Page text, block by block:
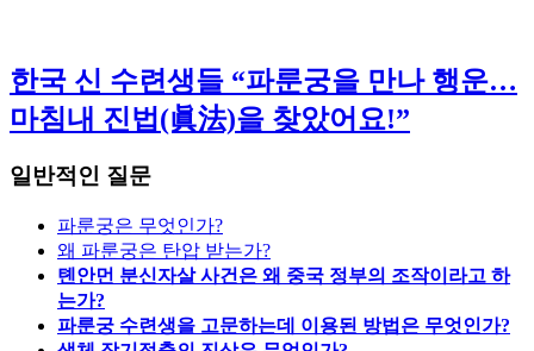
한국 신 수련생들 “파룬궁을 만나 행운…
마침내 진법(眞法)을 찾았어요!”
일반적인 질문
파룬궁은 무엇인가?
왜 파룬궁은 탄압 받는가?
톈안먼 분신자살 사건은 왜 중국 정부의 조작이라고 하
는가?
파룬궁 수련생을 고문하는데 이용된 방법은 무엇인가?